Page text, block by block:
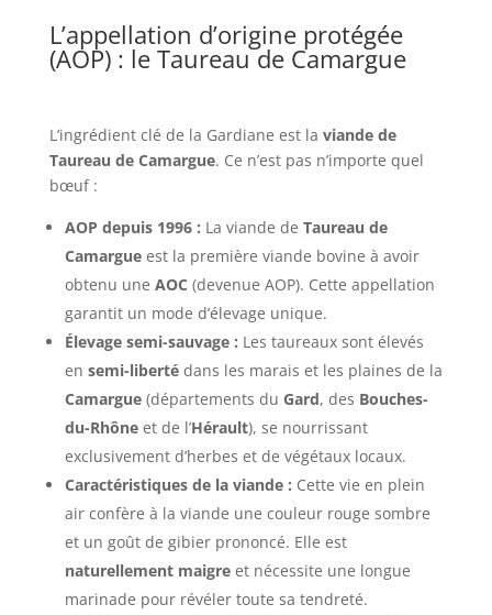
L’appellation d’origine protégée
(AOP) : le Taureau de Camargue
L’ingrédient clé de la Gardiane est la viande de
Taureau de Camargue. Ce n’est pas n’importe quel
bœuf :
AOP depuis 1996 : La viande de Taureau de
Camargueest la première viande bovine à avoir
obtenu une AOC (devenue AOP). Cette appellation
garantit un mode d’élevage unique.
Élevage semi-sauvage : Les taureaux sont élevés
en semi-libertédans les marais et les plaines de la
Camargue(départements du Gard, des Bouches-
du-Rhôneet de l’Hérault), se nourrissant
exclusivement d’herbes et de végétaux locaux.
Caractéristiques de la viande : Cette vie en plein
air confère à la viande une couleur rouge sombre
et un goût de gibier prononcé. Elle est
naturellement maigreet nécessite une longue
marinade pour révéler toute sa tendreté.